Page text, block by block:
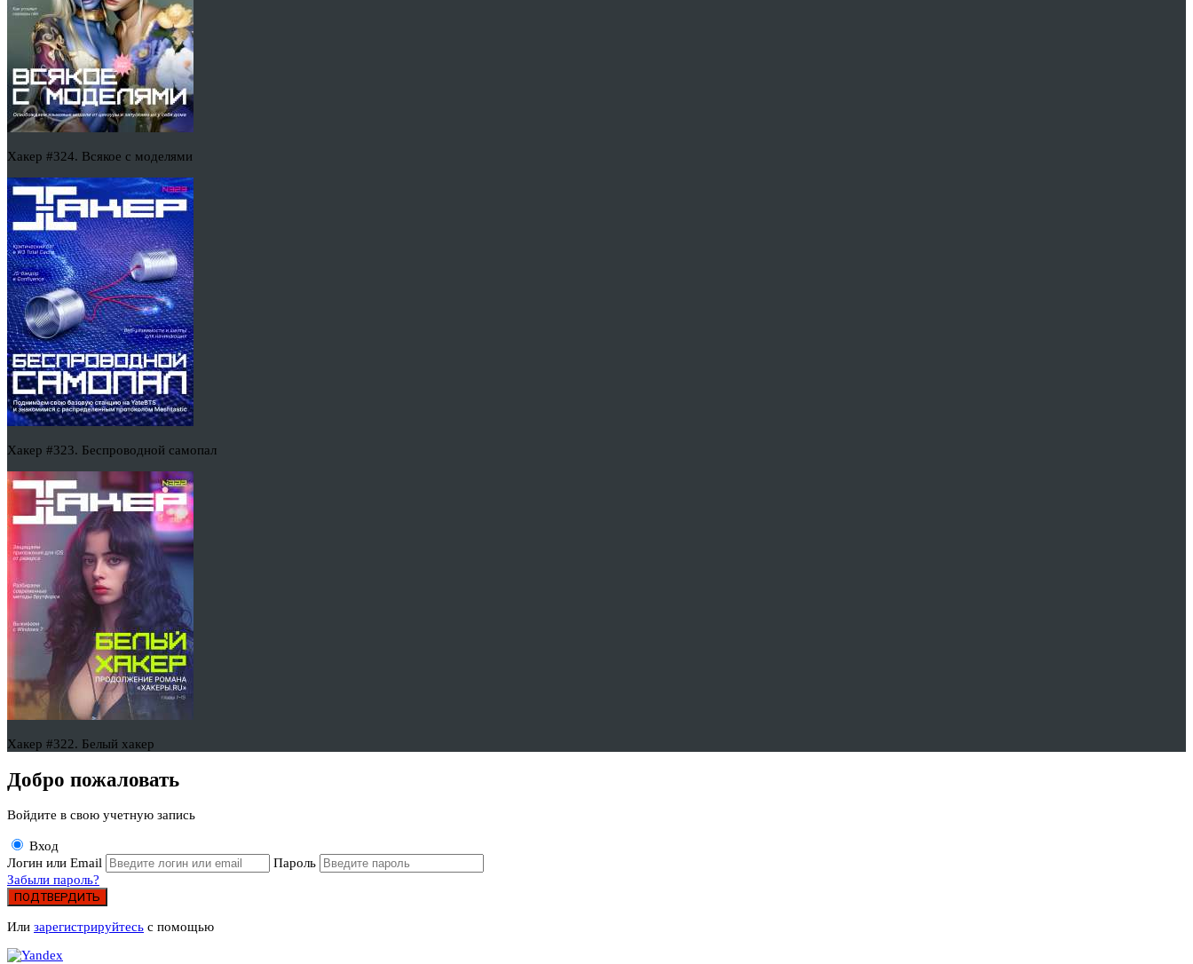
Хакер #324. Всякое с моделями
Хакер #323. Беспроводной самопал
Хакер #322. Белый хакер
Добро пожаловать
Войдите в свою учетную запись
Вход
Логин или Email
Пароль
Забыли пароль?
ПОДТВЕРДИТЬ
Или зарегистрируйтесь с помощью